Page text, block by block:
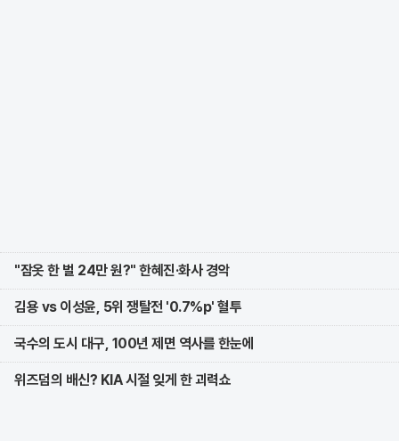
"잠옷 한 벌 24만 원?" 한혜진·화사 경악
김용 vs 이성윤, 5위 쟁탈전 '0.7%p' 혈투
국수의 도시 대구, 100년 제면 역사를 한눈에
위즈덤의 배신? KIA 시절 잊게 한 괴력쇼